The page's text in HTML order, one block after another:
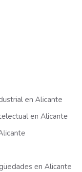
en Alicante
en Alicante
en Alicante